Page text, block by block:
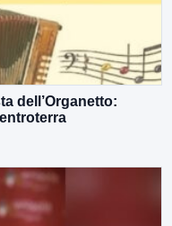
dell’Organetto: